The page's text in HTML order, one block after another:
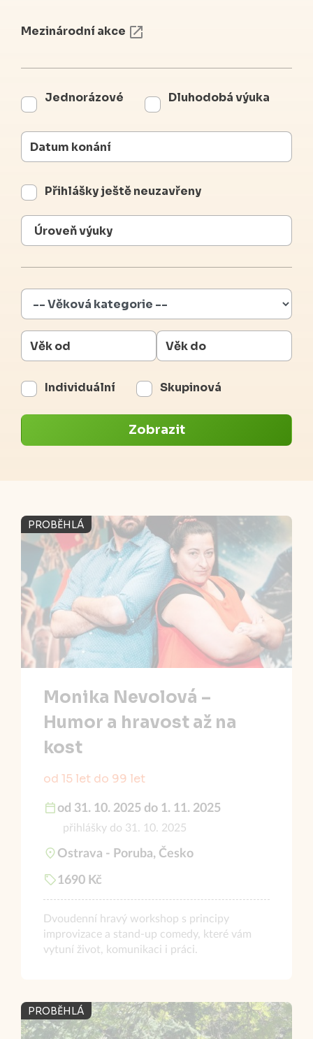
Mezinárodní akce
Jednorázové Dluhodobá výuka
Přihlášky ještě neuzavřeny
Individuální Skupinová
Zobrazit
PROBĚHLÁ
Monika Nevolová –
Humor a hravost až na
kost
od 15 let do 99 let
od 31. 10. 2025 do 1. 11. 2025
přihlášky do 31. 10. 2025
Ostrava - Poruba, Česko
1690 Kč
Dvoudenní hravý workshop s principy
improvizace a stand-up comedy, které vám
vytuní život, komunikaci i práci.
PROBĚHLÁ